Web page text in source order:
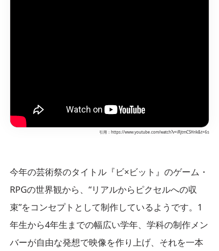
引用：https://www.youtube.com/watch?v=iRjtmCSHrik&t=6s
今年の芸術祭のタイトル『ビ×ビット』のゲーム・
RPGの世界観から、“リアルからピクセルへの収
束”をコンセプトとして制作しているようです。1
年生から4年生までの幅広い学年、学科の制作メン
バーが自由な発想で映像を作り上げ、それを一本